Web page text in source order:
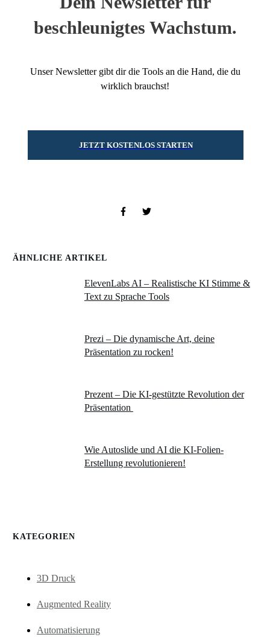
beschleunigtes Wachstum.
Unser Newsletter gibt dir die Tools an die Hand, die du
wirklich brauchst!
JETZT KOSTENLOS STARTEN
ÄHNLICHE ARTIKEL
ElevenLabs AI – Realistische KI Stimme &
Text zu Sprache Tools
Prezi – Die dynamische Art, deine
Präsentation zu rocken!
Prezent – Die KI-gestützte Revolution der
Präsentation
Wie Autoslide und AI die KI-Folien-
Erstellung revolutionieren!
KATEGORIEN
3D Druck
Augmented Reality
Automatisierung